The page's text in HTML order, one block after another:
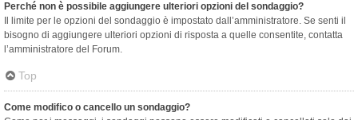
Perché non è possibile aggiungere ulteriori opzioni del sondaggio?
Il limite per le opzioni del sondaggio è impostato dall’amministratore. Se senti il
bisogno di aggiungere ulteriori opzioni di risposta a quelle consentite, contatta
l’amministratore del Forum.
Top
Come modifico o cancello un sondaggio?